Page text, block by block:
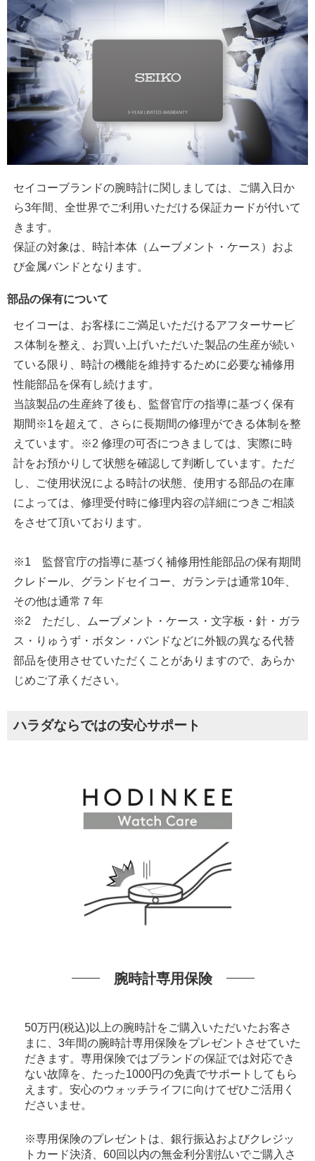
セイコーブランドの腕時計に関しましては、ご購入日か
ら3年間、全世界でご利用いただける保証カードが付いて
きます。
保証の対象は、時計本体（ムーブメント・ケース）およ
び金属バンドとなります。
部品の保有について
セイコーは、お客様にご満足いただけるアフターサービ
ス体制を整え、お買い上げいただいた製品の生産が続い
ている限り、時計の機能を維持するために必要な補修用
性能部品を保有し続けます。
当該製品の生産終了後も、監督官庁の指導に基づく保有
期間※1を超えて、さらに長期間の修理ができる体制を整
えています。※2 修理の可否につきましては、実際に時
計をお預かりして状態を確認して判断しています。ただ
し、ご使用状況による時計の状態、使用する部品の在庫
によっては、修理受付時に修理内容の詳細につきご相談
をさせて頂いております。
※1 監督官庁の指導に基づく補修用性能部品の保有期間
クレドール、グランドセイコー、ガランテは通常10年、
その他は通常７年
※2 ただし、ムーブメント・ケース・文字板・針・ガラ
ス・りゅうず・ボタン・バンドなどに外観の異なる代替
部品を使用させていただくことがありますので、あらか
じめご了承ください。
ハラダならではの安心サポート
腕時計専用保険
50万円(税込)以上の腕時計をご購入いただいたお客さ
まに、3年間の腕時計専用保険をプレゼントさせていた
だきます。専用保険ではブランドの保証では対応でき
ない故障を、たった1000円の免責でサポートしてもら
えます。安心のウォッチライフに向けてぜひご活用く
ださいませ。
※専用保険のプレゼントは、銀行振込およびクレジッ
トカード決済、60回以内の無金利分割払いでご購入さ